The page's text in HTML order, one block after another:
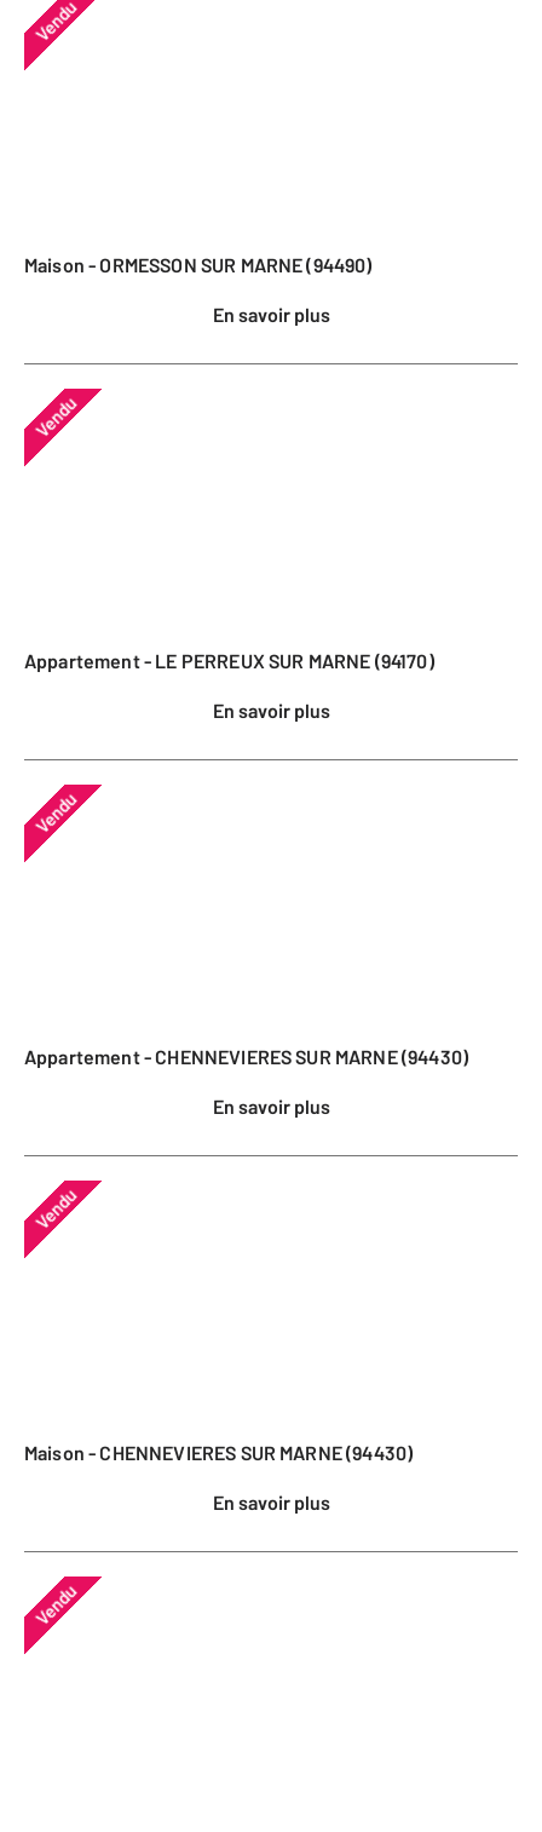
Vendu
Maison - ORMESSON SUR MARNE (94490)
En savoir plus
Vendu
Appartement - LE PERREUX SUR MARNE (94170)
En savoir plus
Vendu
Appartement - CHENNEVIERES SUR MARNE (94430)
En savoir plus
Vendu
Maison - CHENNEVIERES SUR MARNE (94430)
En savoir plus
Vendu